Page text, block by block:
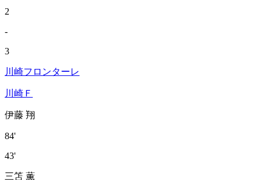
2
-
3
川崎フロンターレ
川崎Ｆ
伊藤 翔
84'
43'
三笘 薫